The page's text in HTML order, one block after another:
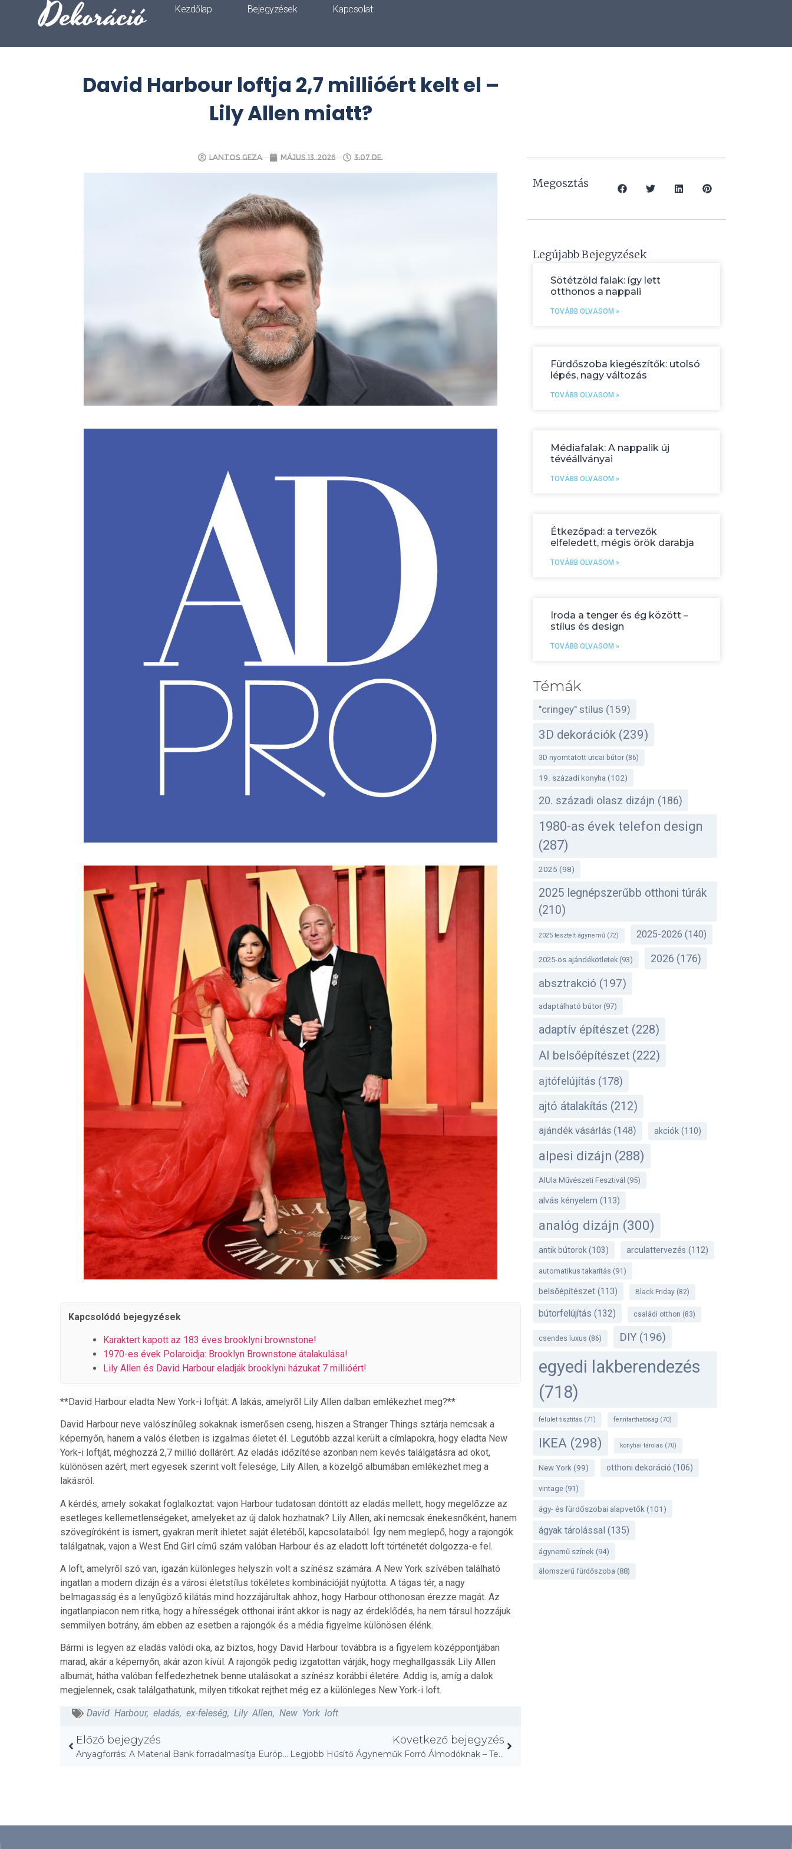
Dekoráció Kezdőlap Bejegyzések Kapcsolat
David Harbour loftja 2,7 millióért kelt el –
Lily Allen miatt?
Lantos Geza május 13, 2026 3:07 de.
Kapcsolódó bejegyzések
Karaktert kapott az 183 éves brooklyni brownstone!
1970-es évek Polaroidja: Brooklyn Brownstone átalakulása!
Lily Allen és David Harbour eladják brooklyni házukat 7 millióért!
**David Harbour eladta New York-i loftját: A lakás, amelyről Lily Allen dalban emlékezhet meg?**
David Harbour neve valószínűleg sokaknak ismerősen cseng, hiszen a Stranger Things sztárja nemcsak a
képernyőn, hanem a valós életben is izgalmas életet él. Legutóbb azzal került a címlapokra, hogy eladta New
York-i loftját, méghozzá 2,7 millió dollárért. Az eladás időzítése azonban nem kevés találgatásra ad okot,
különösen azért, mert egyesek szerint volt felesége, Lily Allen, a közelgő albumában emlékezhet meg a
lakásról.
A kérdés, amely sokakat foglalkoztat: vajon Harbour tudatosan döntött az eladás mellett, hogy megelőzze az
esetleges kellemetlenségeket, amelyeket az új dalok hozhatnak? Lily Allen, aki nemcsak énekesnőként, hanem
szövegíróként is ismert, gyakran merít ihletet saját életéből, kapcsolataiból. Így nem meglepő, hogy a rajongók
találgatnak, vajon a West End Girl című szám valóban Harbour és az eladott loft történetét dolgozza-e fel.
A loft, amelyről szó van, igazán különleges helyszín volt a színész számára. A New York szívében található
ingatlan a modern dizájn és a városi életstílus tökéletes kombinációját nyújtotta. A tágas tér, a nagy
belmagasság és a lenyűgöző kilátás mind hozzájárultak ahhoz, hogy Harbour otthonosan érezze magát. Az
ingatlanpiacon nem ritka, hogy a hírességek otthonai iránt akkor is nagy az érdeklődés, ha nem társul hozzájuk
semmilyen botrány, ám ebben az esetben a rajongók és a média figyelme különösen élénk.
Bármi is legyen az eladás valódi oka, az biztos, hogy David Harbour továbbra is a figyelem középpontjában
marad, akár a képernyőn, akár azon kívül. A rajongók pedig izgatottan várják, hogy meghallgassák Lily Allen
albumát, hátha valóban felfedezhetnek benne utalásokat a színész korábbi életére. Addig is, amíg a dalok
megjelennek, csak találgathatunk, milyen titkokat rejthet még ez a különleges New York-i loft.
David Harbour, eladás, ex-feleség, Lily Allen, New York loft
Előző bejegyzés
Anyagforrás: A Material Bank forradalmasítja Európát!
Következő bejegyzés
Legjobb Hűsítő Ágyneműk Forró Álmodóknak – Tesztelve!
Megosztás
Legújabb Bejegyzések
Sötétzöld falak: így lett
otthonos a nappali
TOVÁBB OLVASOM »
Fürdőszoba kiegészítők: utolsó
lépés, nagy változás
TOVÁBB OLVASOM »
Médiafalak: A nappalik új
tévéállványai
TOVÁBB OLVASOM »
Étkezőpad: a tervezők
elfeledett, mégis örök darabja
TOVÁBB OLVASOM »
Iroda a tenger és ég között –
stílus és design
TOVÁBB OLVASOM »
Témák
"cringey" stílus (159)
3D dekorációk(239)
3D nyomtatott utcai bútor(86)
19. századi konyha (102)
20. századi olasz dizájn (186)
1980-as évek telefon design
(287)
2025 (98)
2025 legnépszerűbb otthoni túrák
(210)
2025 tesztelt ágynemű(72) 2025-2026 (140)
2025-ös ajándékötletek(93) 2026 (176)
absztrakció (197)
adaptálható bútor(97)
adaptív építészet (228)
AI belsőépítészet(222)
ajtófelújítás (178)
ajtó átalakítás (212)
ajándék vásárlás(148) akciók(110)
alpesi dizájn (288)
AlUla Művészeti Fesztivál (95)
alvás kényelem (113)
analóg dizájn (300)
antik bútorok (103) arculattervezés (112)
automatikus takarítás (91)
belsőépítészet(113) Black Friday(82)
bútorfelújítás (132) családi otthon (83)
csendes luxus (86) DIY(196)
egyedi lakberendezés
(718)
felület tisztítás(71) fenntarthatóság (70)
IKEA (298) konyhai tárolás(70)
New York(99) otthoni dekoráció (106)
vintage(91)
ágy- és fürdőszobai alapvetők (101)
ágyak tárolással (135)
ágynemű színek(94)
álomszerű fürdőszoba (88)